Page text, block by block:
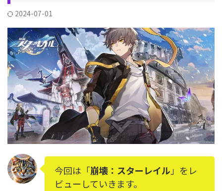
2024-07-01
今回は「崩壊：スターレイル 」をレ
ビューしていきます。